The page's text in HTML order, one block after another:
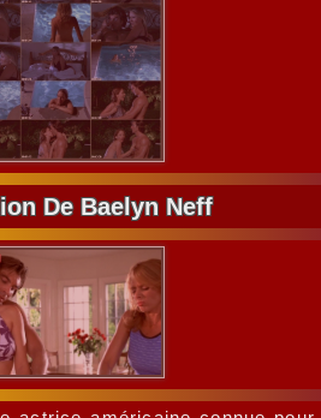
De Baelyn Neff